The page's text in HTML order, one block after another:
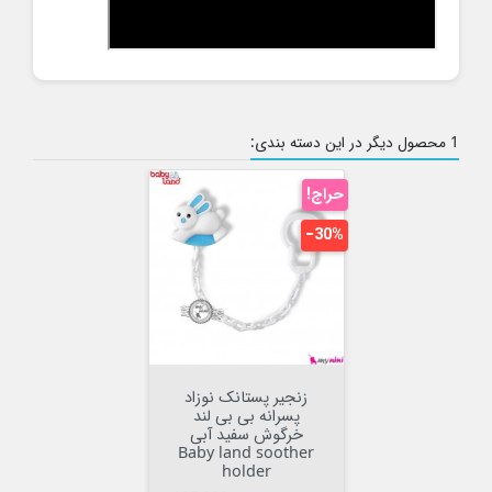
1 محصول دیگر در این دسته بندی:
زنجیر پستانک نوزاد
پسرانه بی بی لند
خرگوش سفید آبی
Baby land soother
holder
حراج!
‎−30%